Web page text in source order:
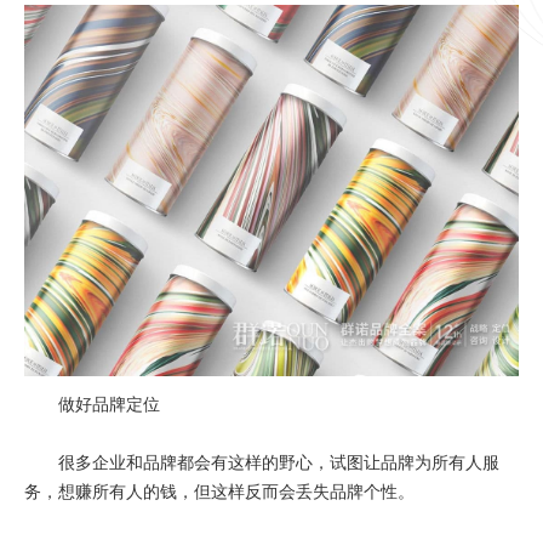
做好品牌定位
很多企业和品牌都会有这样的野心，试图让品牌为所有人服
务，想赚所有人的钱，但这样反而会丢失品牌个性。